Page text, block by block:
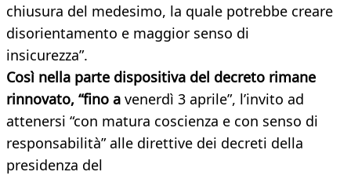
chiusura del medesimo, la quale potrebbe creare
disorientamento e maggior senso di
insicurezza”.
Così nella parte dispositiva del decreto rimane
rinnovato, “fino a venerdì 3 aprile”, l’invito ad
attenersi “con matura coscienza e con senso di
responsabilità” alle direttive dei decreti della
presidenza del